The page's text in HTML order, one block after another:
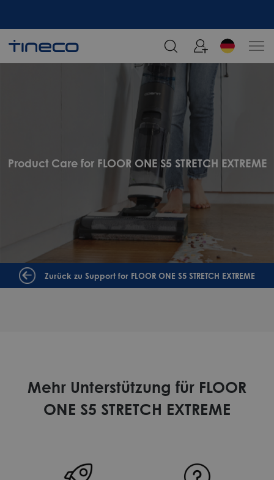
Product Care for FLOOR ONE S5 STRETCH EXTREME
Zurück zu Support for FLOOR ONE S5 STRETCH EXTREME
Mehr Unterstützung für FLOOR
ONE S5 STRETCH EXTREME